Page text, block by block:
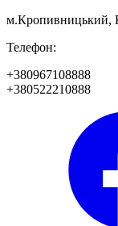
м.Кропивницький,
Телефон:
+380967108888
+380522210888